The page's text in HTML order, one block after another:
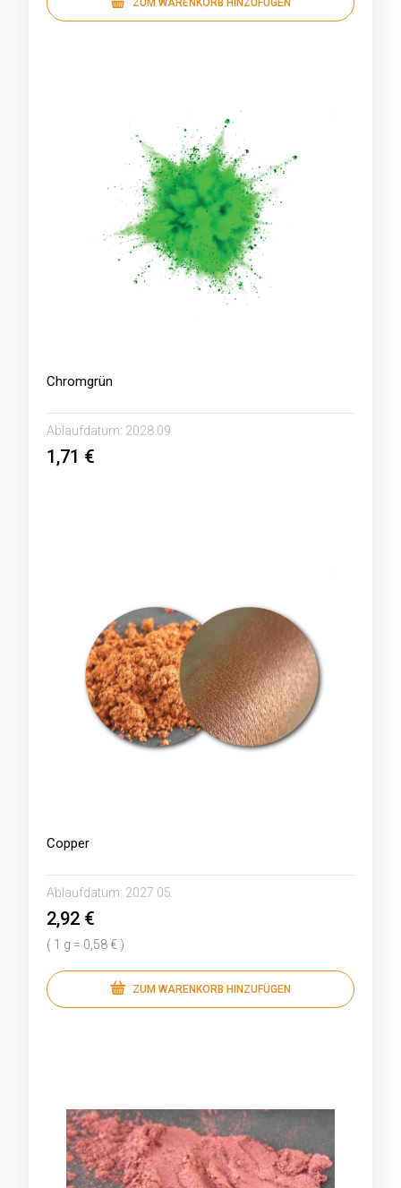
Chromgrün
Ablaufdatum: 2028.09
1,71 €
Copper
Ablaufdatum: 2027.05
2,92 €
( 1 g = 0,58 € )
ZUM WARENKORB HINZUFÜGEN